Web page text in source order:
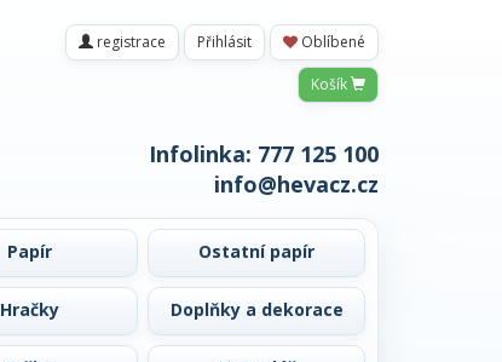
registrace Přihlásit Oblíbené
Košík
Infolinka: 777 125 100
info@hevacz.cz
Papír Ostatní papír
Hračky Doplňky a dekorace